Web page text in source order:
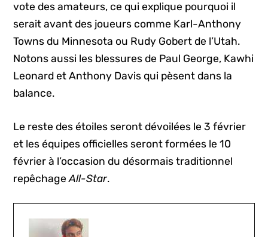
vote des amateurs, ce qui explique pourquoi il
serait avant des joueurs comme Karl-Anthony
Towns du Minnesota ou Rudy Gobert de l’Utah.
Notons aussi les blessures de Paul George, Kawhi
Leonard et Anthony Davis qui pèsent dans la
balance.
Le reste des étoiles seront dévoilées le 3 février
et les équipes officielles seront formées le 10
février à l’occasion du désormais traditionnel
repêchageAll-Star.